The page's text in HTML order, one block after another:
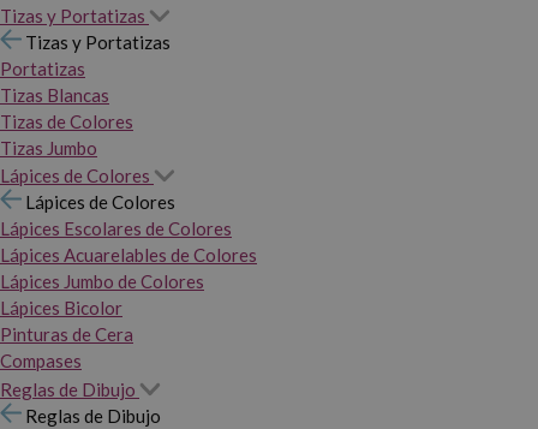
Tizas y Portatizas
Tizas y Portatizas
Portatizas
Tizas Blancas
Tizas de Colores
Tizas Jumbo
Lápices de Colores
Lápices de Colores
Lápices Escolares de Colores
Lápices Acuarelables de Colores
Lápices Jumbo de Colores
Lápices Bicolor
Pinturas de Cera
Compases
Reglas de Dibujo
Reglas de Dibujo